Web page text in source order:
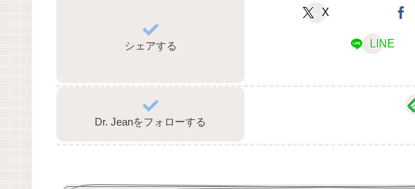
シェアする
X
LINE
Dr. Jeanをフォローする